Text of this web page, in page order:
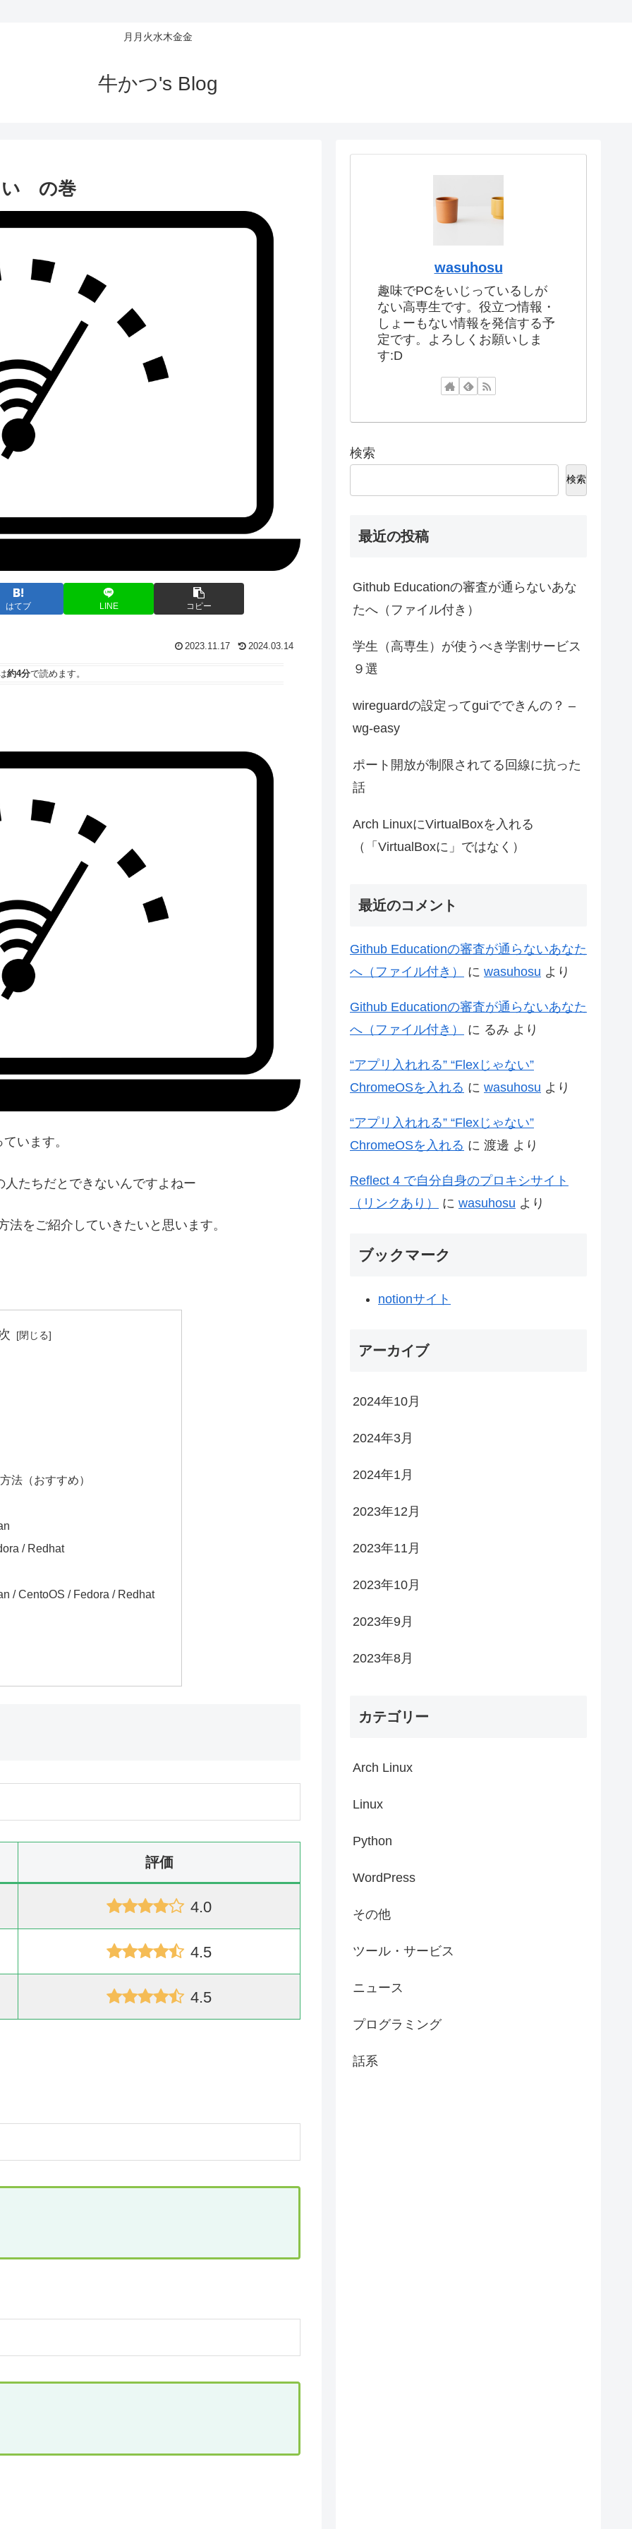
月月火水木金金
牛かつ's Blog
い の巻
はてブ LINE コピー
2023.11.17 2024.03.14
約4分で読めます。
います。
たちだとできないんですよねー
をご紹介していきたいと思います。
法（おすすめ）
/ Redhat
/ CentoOS / Fedora / Redhat
評価
4.0
4.5
4.5
wasuhosu
趣味でPCをいじっているしが
ない高専生です。役立つ情報・
しょーもない情報を発信する予
定です。よろしくお願いしま
す:D
検索
検索
最近の投稿
Github Educationの審査が通らないあな
たへ（ファイル付き）
学生（高専生）が使うべき学割サービス
９選
wireguardの設定ってguiでできんの？ –
wg-easy
ポート開放が制限されてる回線に抗った
話
Arch LinuxにVirtualBoxを入れる
（「VirtualBoxに」ではなく）
最近のコメント
Github Educationの審査が通らないあなた
へ（ファイル付き）
に wasuhosu より
Github Educationの審査が通らないあなた
へ（ファイル付き）
に るみ より
“アプリ入れれる” “Flexじゃない”
ChromeOSを入れる に wasuhosu より
“アプリ入れれる” “Flexじゃない”
ChromeOSを入れる に 渡邊 より
Reflect 4 で自分自身のプロキシサイト
（リンクあり）
に wasuhosu より
ブックマーク
notionサイト
アーカイブ
2024年10月
2024年3月
2024年1月
2023年12月
2023年11月
2023年10月
2023年9月
2023年8月
カテゴリー
Arch Linux
Linux
Python
WordPress
その他
ツール・サービス
ニュース
プログラミング
話系